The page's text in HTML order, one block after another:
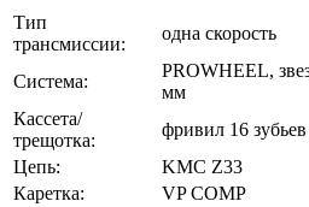
Тип
трансмиссии:
одна скорость
Система:
PROWHEEL,
мм
Кассета/
трещотка:
фривил 16 зубьев
Цепь:
KMC Z33
Каретка:
VP COMP